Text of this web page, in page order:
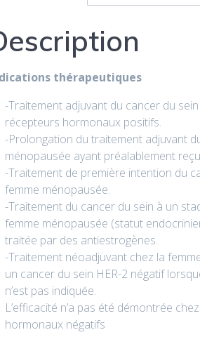
thérapeutiques
-Traitement adjuvant du cancer du
récepteurs hormonaux positifs.
-Prolongation du traitement adjuvant
ménopausée ayant préalablement
-Traitement de première intention du
femme ménopausée.
-Traitement du cancer du sein à un
femme ménopausée (statut
traitée par des antiestrogènes.
-Traitement néoadjuvant chez la
un cancer du sein HER-2 négatif
n’est pas indiquée.
L’efficacité n’a pas été démontrée
hormonaux négatifs